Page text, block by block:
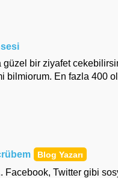
güzel bir ziyafet
bilmiorum. En fazla 400
Facebook, Twitter gibi